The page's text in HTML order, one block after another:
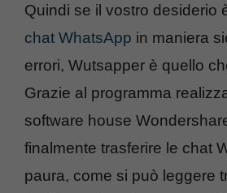
Quindi se il vostro desiderio
chat WhatsApp in maniera
errori, Wutsapper è quello
Grazie al programma
software house
finalmente trasferire le chat
paura, come si può leggere